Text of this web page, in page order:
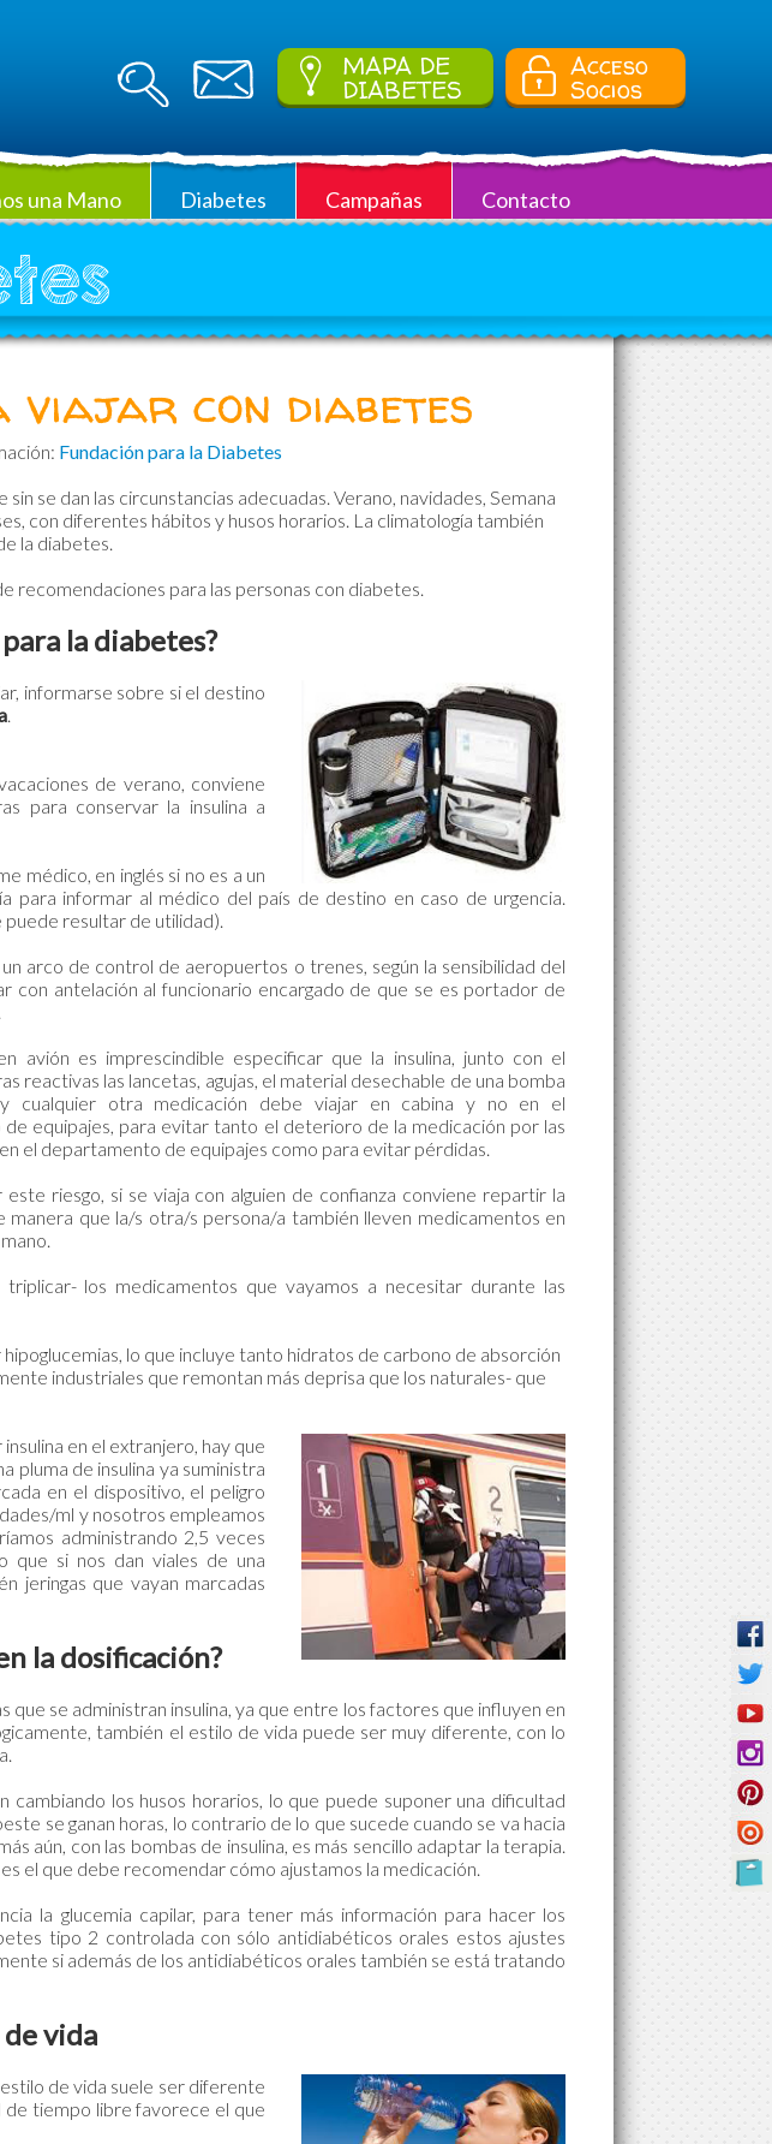
Acceso
Socios
MAPA DE
DIABETES
una Mano Diabetes Campañas Contacto
viajar con diabetes
Fundación para la Diabetes
se dan las circunstancias adecuadas. Verano, navidades, Semana
con diferentes hábitos y husos horarios. La climatología también
la diabetes.
recomendaciones para las personas con diabetes.
la diabetes?
informarse sobre si el destino
.
de verano, conviene
para conservar la insulina a
médico, en inglés si no es a un
para informar al médico del país de destino en caso de urgencia.
puede resultar de utilidad).
arco de control de aeropuertos o trenes, según la sensibilidad del
con antelación al funcionario encargado de que se es portador de
avión es imprescindible especificar que la insulina, junto con el
reactivas las lancetas, agujas, el material desechable de una bomba
cualquier otra medicación debe viajar en cabina y no en el
equipajes, para evitar tanto el deterioro de la medicación por las
el departamento de equipajes como para evitar pérdidas.
este riesgo, si se viaja con alguien de confianza conviene repartir la
manera que la/s otra/s persona/a también lleven medicamentos en
los medicamentos que vayamos a necesitar durante las
lo que incluye tanto hidratos de carbono de absorción
industriales que remontan más deprisa que los naturales- que
en el extranjero, hay que
pluma de insulina ya suministra
en el dispositivo, el peligro
ml y nosotros empleamos
administrando 2,5 veces
que si nos dan viales de una
jeringas que vayan marcadas
la dosificación?
se administran insulina, ya que entre los factores que influyen en
también el estilo de vida puede ser muy diferente, con lo
los husos horarios, lo que puede suponer una dificultad
se ganan horas, lo contrario de lo que sucede cuando se va hacia
aún, con las bombas de insulina, es más sencillo adaptar la terapia.
el que debe recomendar cómo ajustamos la medicación.
la glucemia capilar, para tener más información para hacer los
tipo 2 controlada con sólo antidiabéticos orales estos ajustes
si además de los antidiabéticos orales también se está tratando
vida
de vida suele ser diferente
de tiempo libre favorece el que